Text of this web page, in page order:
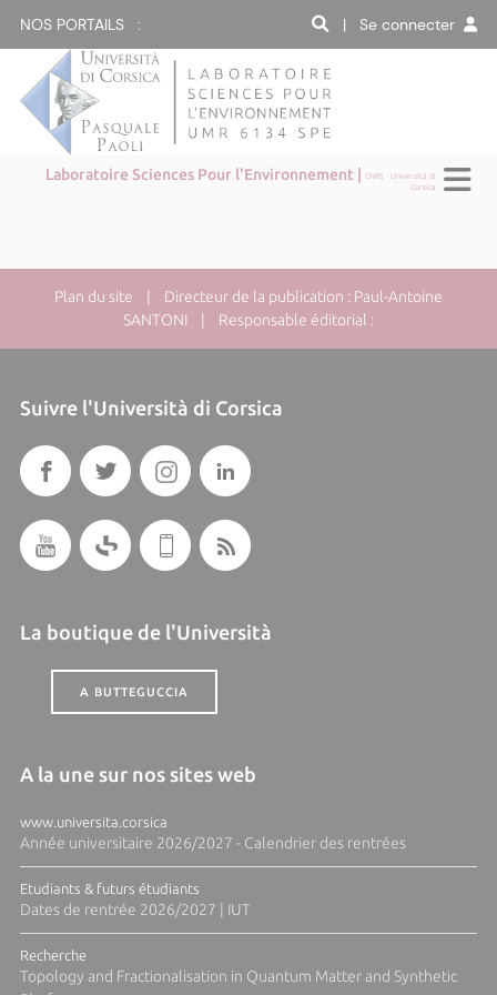
NOS PORTAILS : | Se connecter
Laboratoire Sciences Pour l'Environnement |CNRS - Università di
Corsica
Plan du site | Directeur de la publication : Paul-Antoine
SANTONI | Responsable éditorial :
Suivre l'Università di Corsica
La boutique de l'Università
A BUTTEGUCCIA
A la une sur nos sites web
www.universita.corsica
Année universitaire 2026/2027 - Calendrier des rentrées
Etudiants & futurs étudiants
Dates de rentrée 2026/2027 | IUT
Recherche
Topology and Fractionalisation in Quantum Matter and Synthetic